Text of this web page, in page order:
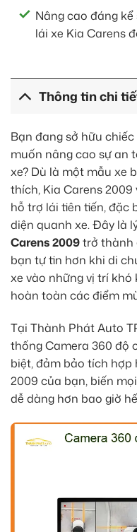
Nâng cao đáng
lái xe Kia Carens
Thông tin chi
Bạn đang sở hữu
muốn nâng cao sự an
xe? Dù là một mẫu xe
thích, Kia Carens
hỗ trợ lái tiên tiến, đặc
diện quanh xe. Đây là
Carens 2009trở thành
bạn tự tin hơn khi di
xe vào những vị trí
hoàn toàn các điểm
Tại Thành Phát Auto
thống Camera 360 độ
biệt, đảm bảo tích hợp
2009 của bạn, biến
dễ dàng hơn bao giờ